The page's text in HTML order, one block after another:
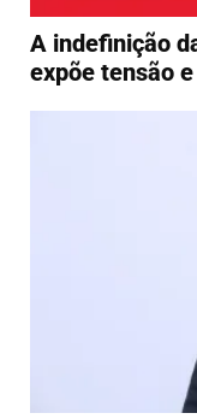
A indefinição
expõe tensão